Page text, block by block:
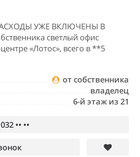
УЖЕ ВКЛЮЧЕНЫ В
светлый офис
«Лотос», всего в **5
от собственника
владелец
6-й этаж из 21
•• ••